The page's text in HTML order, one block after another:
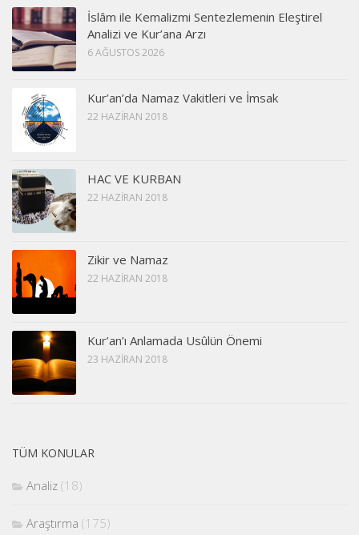
İslâm ile Kemalizmi Sentezlemenin Eleştirel
Analizi ve Kur’ana Arzı
6 AĞUSTOS 2026
Kur’an’da Namaz Vakitleri ve İmsak
22 HAZIRAN 2018
HAC VE KURBAN
22 HAZIRAN 2018
Zikir ve Namaz
22 HAZIRAN 2018
Kur’an’ı Anlamada Usûlün Önemi
23 HAZIRAN 2018
TÜM KONULAR
Analiz (18)
Araştırma (175)